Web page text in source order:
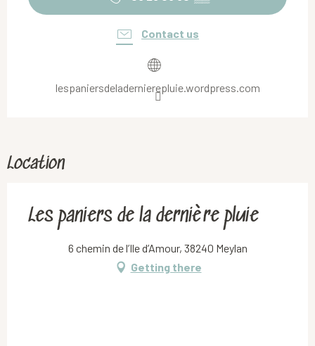
Contact us
lespaniersdeladernierepluie.wordpress.com
Location
Les paniers de la dernière pluie
6 chemin de l’Ile d’Amour, 38240 Meylan
Getting there